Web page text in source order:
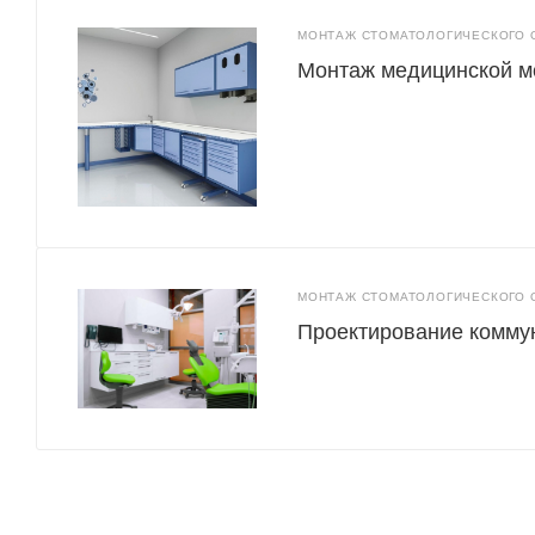
МОНТАЖ СТОМАТОЛОГИЧЕСКОГО
Монтаж медицинской
МОНТАЖ СТОМАТОЛОГИЧЕСКОГО
Проектирование